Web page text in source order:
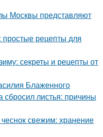
Москвы представляют
рецепты для
секреты и рецепты от
Блаженного
листья: причины
свежим: хранение